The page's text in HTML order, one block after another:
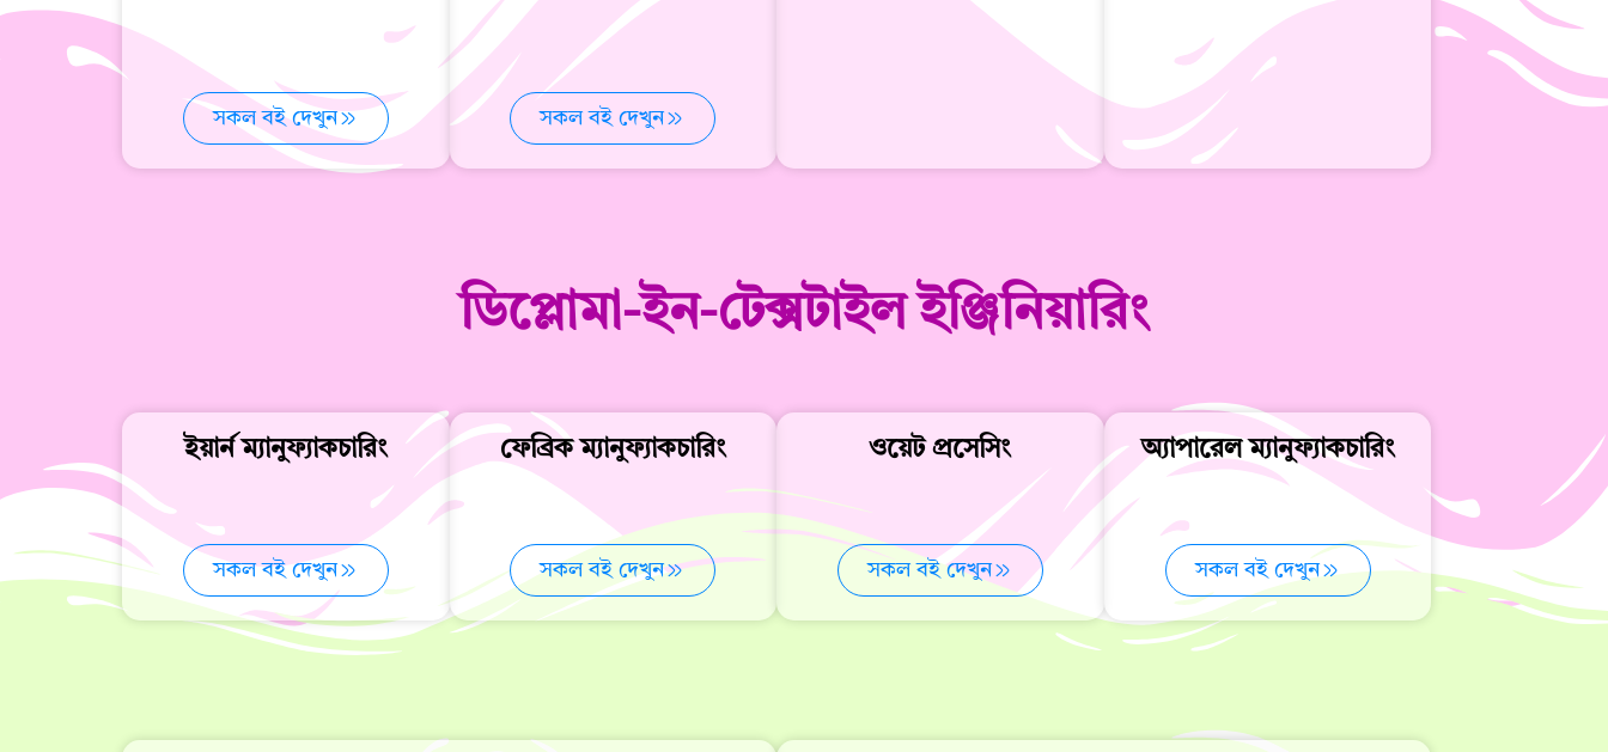
সকল বই দেখুন সকল বই দেখুন
ডিপ্লোমা-ইন-টেক্সটাইল ইঞ্জিনিয়ারিং
ইয়ার্ন ম্যানুফ্যাকচারিং
সকল বই দেখুন
ফেব্রিক ম্যানুফ্যাকচারিং
সকল বই দেখুন
ওয়েট প্রসেসিং
সকল বই দেখুন
অ্যাপারেল ম্যানুফ্যাকচারিং
সকল বই দেখুন